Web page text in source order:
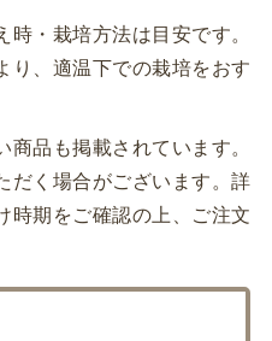
・栽培方法は目安です。
り、適温下での栽培をおす
品も掲載されています。
だく場合がございます。詳
時期をご確認の上、ご注文